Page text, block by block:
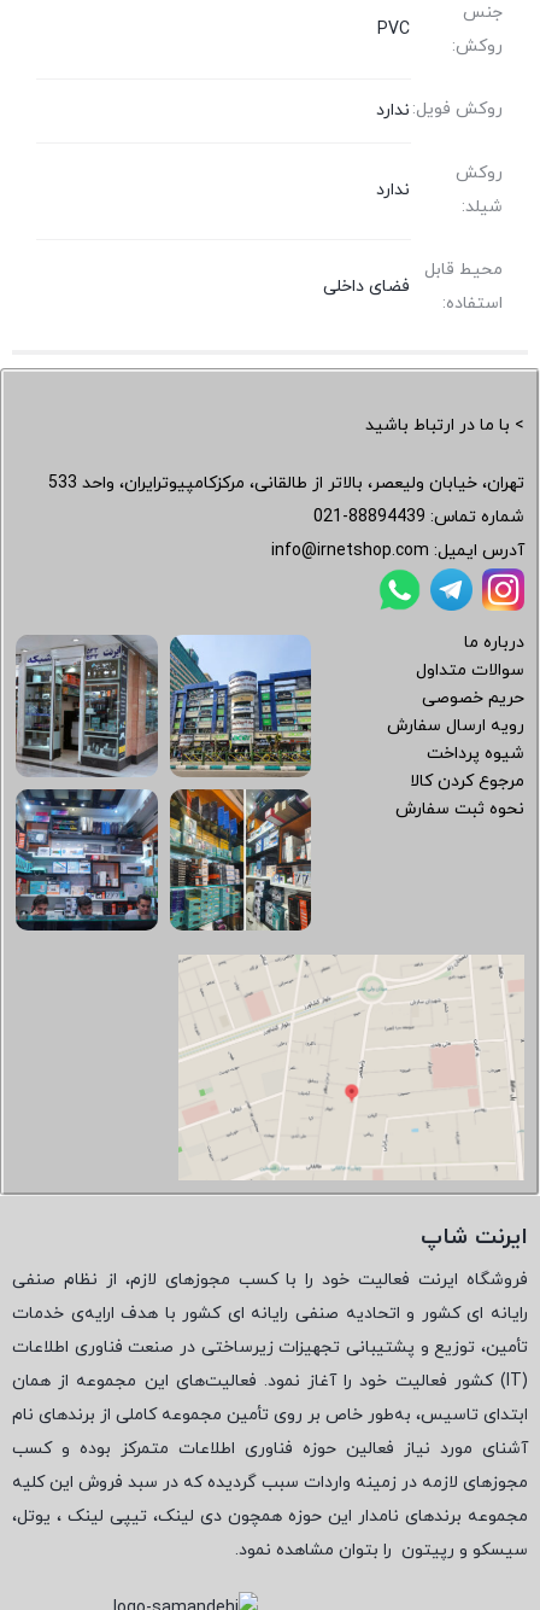
جنس
روکش:
PVC
روکش فویل: ندارد
روکش
شیلد:
ندارد
محیط قابل
استفاده:
فضای داخلی
> با ما در ارتباط باشید
تهران، خیابان ولیعصر، بالاتر از طالقانی، مرکزکامپیوترایران، واحد 533
شماره تماس: 021-88894439
آدرس ایمیل: info@irnetshop.com
درباره ما
سوالات متداول
حریم خصوصی
رویه ارسال سفارش
شیوه پرداخت
مرجوع کردن کالا
نحوه ثبت سفارش
ایرنت شاپ
فروشگاه ایرنت فعالیت خود را با کسب مجوزهای لازم، از نظام صنفی
رایانه ای کشور و اتحادیه صنفی رایانه ای کشور با هدف ارایه‌ی خدمات
تأمین، توزیع و پشتیبانی تجهیزات زیرساختی در صنعت فناوری اطلاعات
(
IT) کشور فعالیت خود را آغاز نمود. فعالیت‌های این مجموعه از همان
ابتدای تاسیس، به‌طور خاص بر روی تأمین مجموعه کاملی از برندهای نام
آشنای مورد نیاز فعالین حوزه فناوری اطلاعات متمرکز بوده و کسب
مجوزهای لازمه در زمینه واردات سبب گردیده که در سبد فروش این کلیه
مجموعه برندهای نامدار این حوزه همچون دی لینک، تیپی لینک ، یوتل،
سیسکو و رپیتون را بتوان مشاهده نمود.